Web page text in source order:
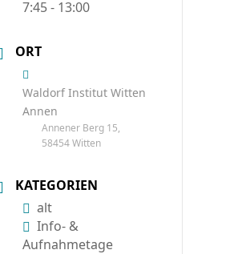
7:45 - 13:00
ORT
Waldorf Institut Witten
Annen
Annener Berg 15,
58454 Witten
KATEGORIEN
alt
Info- &
Aufnahmetage